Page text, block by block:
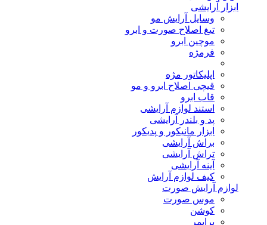
ابزار آرایشی
وسایل آرایش مو
تیغ اصلاح صورت و ابرو
موچین ابرو
فرمژه
اپلیکاتور مژه
قیچی اصلاح ابرو و مو
قاب ابرو
استند لوازم آرایشی
پد و بلندر آرایشی
ابزار مانیکور و پدیکور
براش آرایشی
تراش آرایشی
آینه آرایشی
کیف لوازم آرایش
لوازم آرایش صورت
موس صورت
کوشن
پرایمر